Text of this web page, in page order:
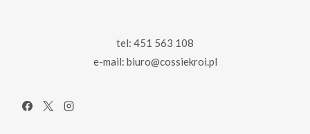
tel: 451 563 108
e-mail: biuro@cossiekroi.pl